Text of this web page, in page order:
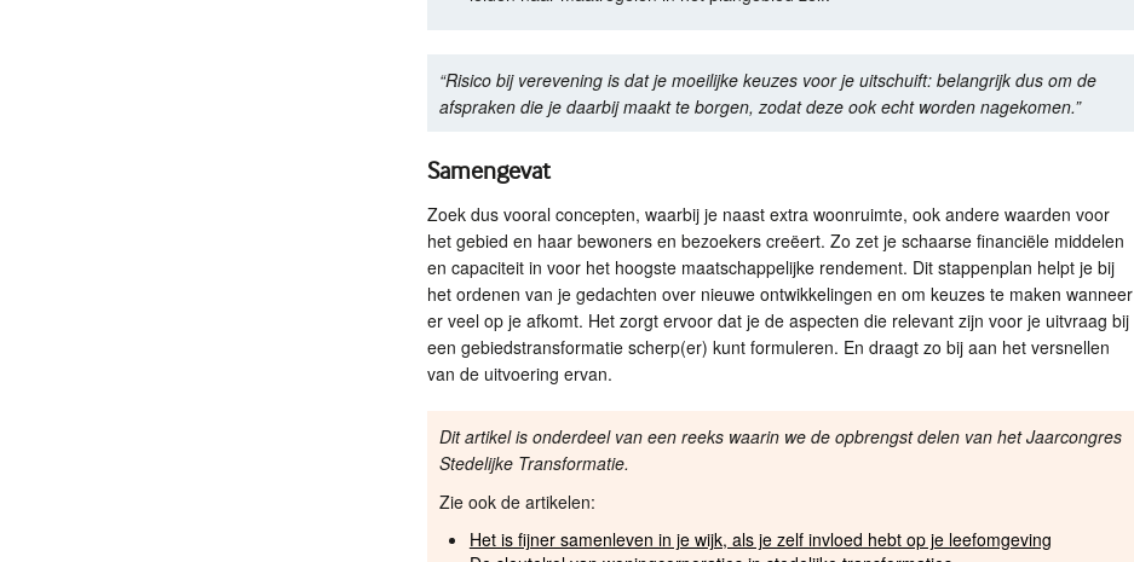
“Risico bij verevening is dat je moeilijke keuzes voor je uitschuift: belangrijk dus om de
afspraken die je daarbij maakt te borgen, zodat deze ook echt worden nagekomen.”
Samengevat
Zoek dus vooral concepten, waarbij je naast extra woonruimte, ook andere waarden voor
het gebied en haar bewoners en bezoekers creëert. Zo zet je schaarse financiële middelen
en capaciteit in voor het hoogste maatschappelijke rendement. Dit stappenplan helpt je bij
het ordenen van je gedachten over nieuwe ontwikkelingen en om keuzes te maken wanneer
er veel op je afkomt. Het zorgt ervoor dat je de aspecten die relevant zijn voor je uitvraag bij
een gebiedstransformatie scherp(er) kunt formuleren. En draagt zo bij aan het versnellen
van de uitvoering ervan.
Dit artikel is onderdeel van een reeks waarin we de opbrengst delen van het Jaarcongres
Stedelijke Transformatie.
Zie ook de artikelen:
Het is fijner samenleven in je wijk, als je zelf invloed hebt op je leefomgeving